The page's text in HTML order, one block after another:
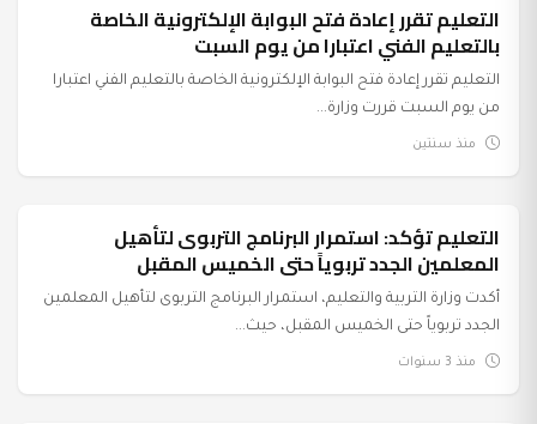
التعليم تقرر إعادة فتح البوابة الإلكترونية الخاصة
بالتعليم الفني اعتبارا من يوم السبت
التعليم تقرر إعادة فتح البوابة الإلكترونية الخاصة بالتعليم الفني اعتبارا
من يوم السبت قررت وزارة...
منذ سنتين
عرب وعالم
التعليم تؤكد: استمرار البرنامج التربوى لتأهيل
المعلمين الجدد تربوياً حتى الخميس المقبل
أكدت وزارة التربية والتعليم، استمرار البرنامج التربوى لتأهيل المعلمين
الجدد تربوياً حتى الخميس المقبل، حيث...
منذ 3 سنوات